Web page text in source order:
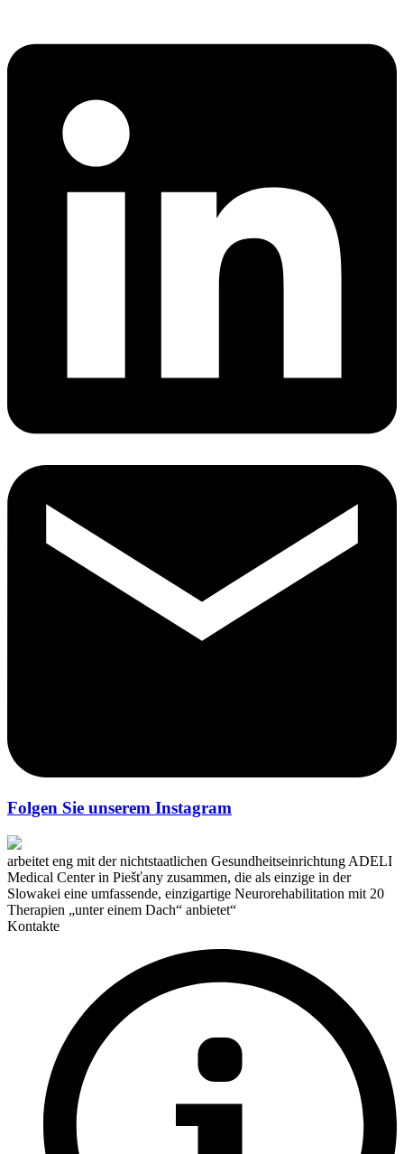
Folgen Sie unserem Instagram
arbeitet eng mit der nichtstaatlichen Gesundheitseinrichtung ADELI
Medical Center in Piešťany zusammen, die als einzige in der
Slowakei eine umfassende, einzigartige Neurorehabilitation mit 20
Therapien „unter einem Dach“ anbietet“
Kontakte